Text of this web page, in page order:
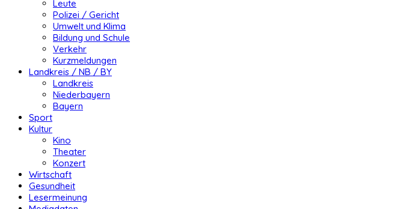
Leute
Polizei / Gericht
Umwelt und Klima
Bildung und Schule
Verkehr
Kurzmeldungen
Landkreis / NB / BY
Landkreis
Niederbayern
Bayern
Sport
Kultur
Kino
Theater
Konzert
Wirtschaft
Gesundheit
Lesermeinung